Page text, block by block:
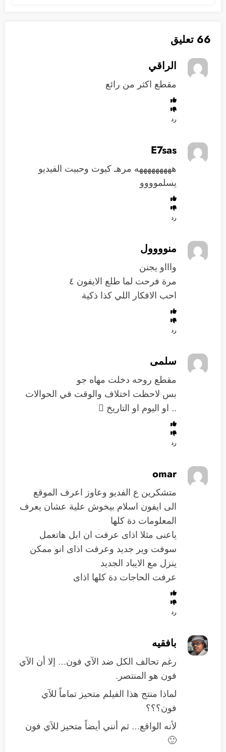
66 تعليق
الراقي
مقطع اكثر من رائع
رد
E7sas
هههههههههه مرهـ كيوت وحبيت الفيديو
يسلموووو
رد
منوووول
​​واااو يجنن
مرة فرحت لما طلع الايفون ٤
احب الافكار اللي كذا ذكية
رد
سلمى
مقطع روحه دخلت مهاه جو
بس لاحظت اختلاف والوقت في الحوالات
.. او اليوم او التاريخ 
رد
omar
متشكرين ع الفديو وعاوز اعرف الموقع
الى ايفون اسلام بيخوش علية عشان يعرف
المعلومات دة كلها
ياعنى مثلا اذاى عرفت ان ابل هاتعمل
سوفت وير جديد وعرفت اذاى انو ممكن
ينزل مع الايباد الجديد
عرفت الحاجات دة كلها اذاى
رد
بافقيه
رغم تحالف الكل ضد الآي فون… إلا أن الآي
فون هو المنتصر.
لماذا منتج هذا الفيلم متحيز تماماً للآي
فون؟؟؟
لأنه الواقع… ثم أنني أيضاً متحيز للآي فون
🙂